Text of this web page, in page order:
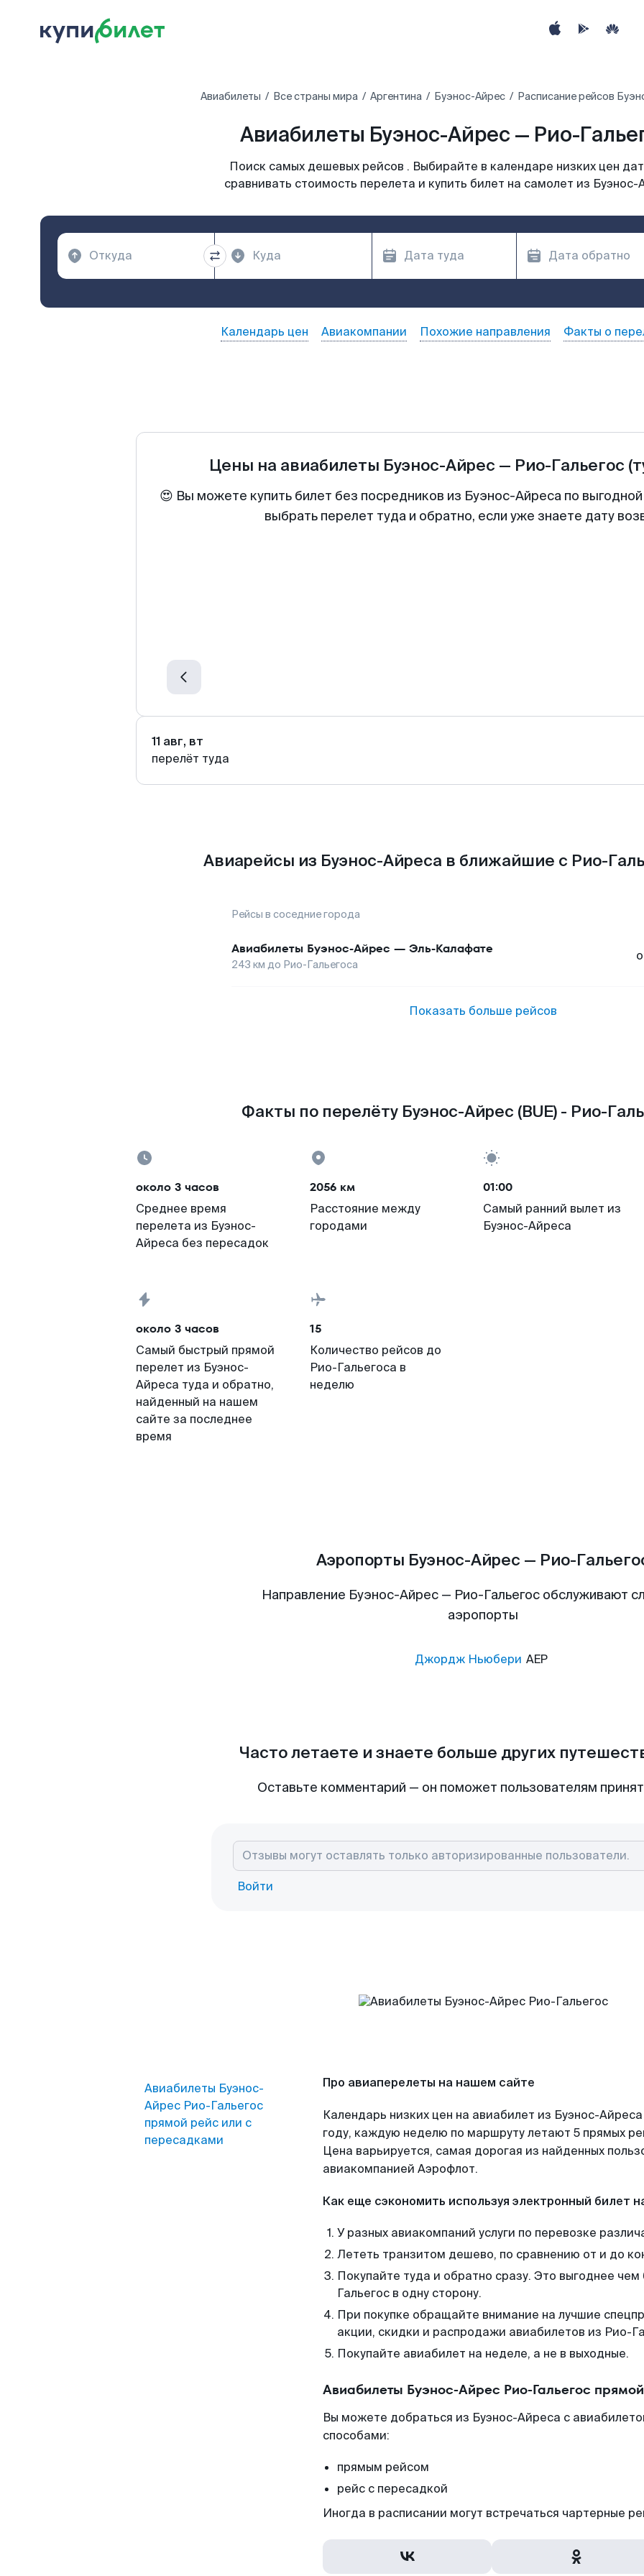
Авиабилеты Все страны мира Аргентина Буэнос-Айрес Расписание рейсов
Авиабилеты Буэнос-Айрес — Рио-
Поиск самых дешевых рейсов . Выбирайте в календаре низких цен
сравнивать стоимость перелета и купить билет на самолет из
Календарь цен Авиакомпании Похожие направления Факты о
Цены на авиабилеты Буэнос-Айрес — Рио-Гальегос
😍 Вы можете купить билет без посредников из Буэнос-Айреса по
выбрать перелет туда и обратно, если уже знаете дату
11 авг, вт
перелёт туда
Авиарейсы из Буэнос-Айреса в ближайшие с Рио-
Рейсы в соседние города
Авиабилеты Буэнос-Айрес — Эль-Калафате
243 км до Рио-Гальегоса
Показать больше рейсов
Факты по перелёту Буэнос-Айрес (BUE) - Рио-
около 3 часов
Среднее время
перелета из Буэнос-
Айреса без пересадок
2056 км
Расстояние между
городами
01:00
Самый ранний вылет из
Буэнос-Айреса
около 3 часов
Самый быстрый прямой
перелет из Буэнос-
Айреса туда и обратно,
найденный на нашем
сайте за последнее
время
15
Количество рейсов до
Рио-Гальегоса в
неделю
Аэропорты Буэнос-Айрес — Рио-
Направление Буэнос-Айрес — Рио-Гальегос обслуживают
аэропорты
Джордж Ньюбери AEP
Часто летаете и знаете больше других
Оставьте комментарий — он поможет пользователям
Войти
Авиабилеты Буэнос-
Айрес Рио-Гальегос
прямой рейс или с
пересадками
Про авиаперелеты на нашем сайте
Календарь низких цен на авиабилет из Буэнос-
году, каждую неделю по маршруту летают 5 прямых
Цена варьируется, самая дорогая из найденных
авиакомпанией Аэрофлот.
Как еще сэкономить используя электронный билет
У разных авиакомпаний услуги по перевозке
Лететь транзитом дешево, по сравнению от и до
Покупайте туда и обратно сразу. Это выгоднее
Гальегос в одну сторону.
При покупке обращайте внимание на лучшие
акции, скидки и распродажи авиабилетов из Рио-
Покупайте авиабилет на неделе, а не в выходные.
Авиабилеты Буэнос-Айрес Рио-Гальегос
Вы можете добраться из Буэнос-Айреса с
способами:
прямым рейсом
рейс с пересадкой
Иногда в расписании могут встречаться чартерные